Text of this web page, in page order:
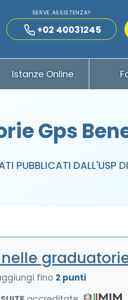
SERVE ASSISTENZA?
+02 40031245
Istanze Online
Gps
PUBBLICATI DALL'USP
fino 2 punti